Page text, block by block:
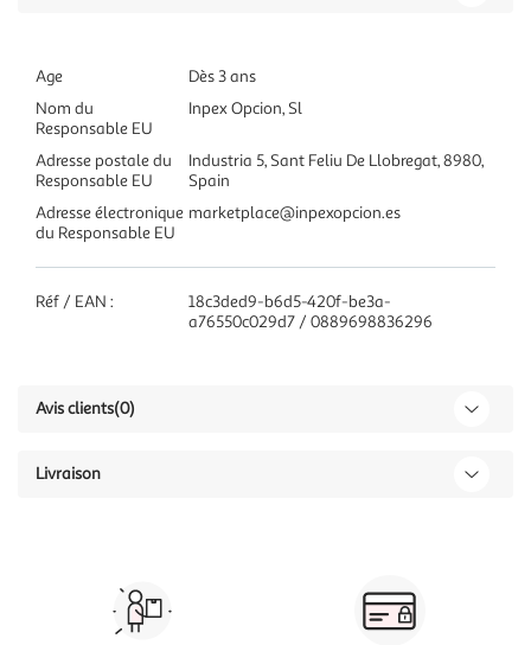
Age
Dès 3 ans
Nom du
Responsable EU
Inpex Opcion, Sl
Adresse postale du
Responsable EU
Industria 5, Sant Feliu De Llobregat, 8980,
Spain
Adresse électronique
du Responsable EU
marketplace@inpexopcion.es
Réf / EAN :
18c3ded9-b6d5-420f-be3a-
a76550c029d7 / 0889698836296
Avis clients(0)
Livraison